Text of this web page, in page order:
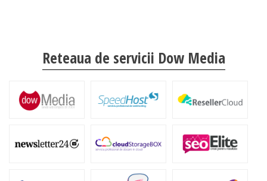
Reteaua de servicii Dow Media